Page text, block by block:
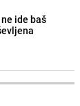
ide baš